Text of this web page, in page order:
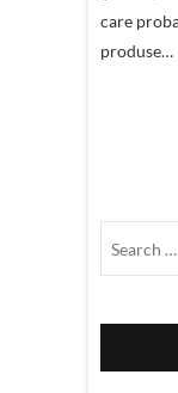
care
produse…